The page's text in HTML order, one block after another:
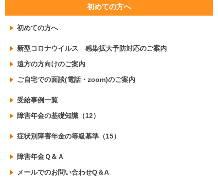
初めての方へ
初めての方へ
新型コロナウイルス 感染拡大予防対応のご案内
遠方の方向けのご案内
ご自宅での面談(電話・zoom)のご案内
受給事例一覧
障害年金の基礎知識（12）
症状別障害年金の等級基準（15）
障害年金Ｑ＆Ａ
メールでのお問い合わせQ＆A